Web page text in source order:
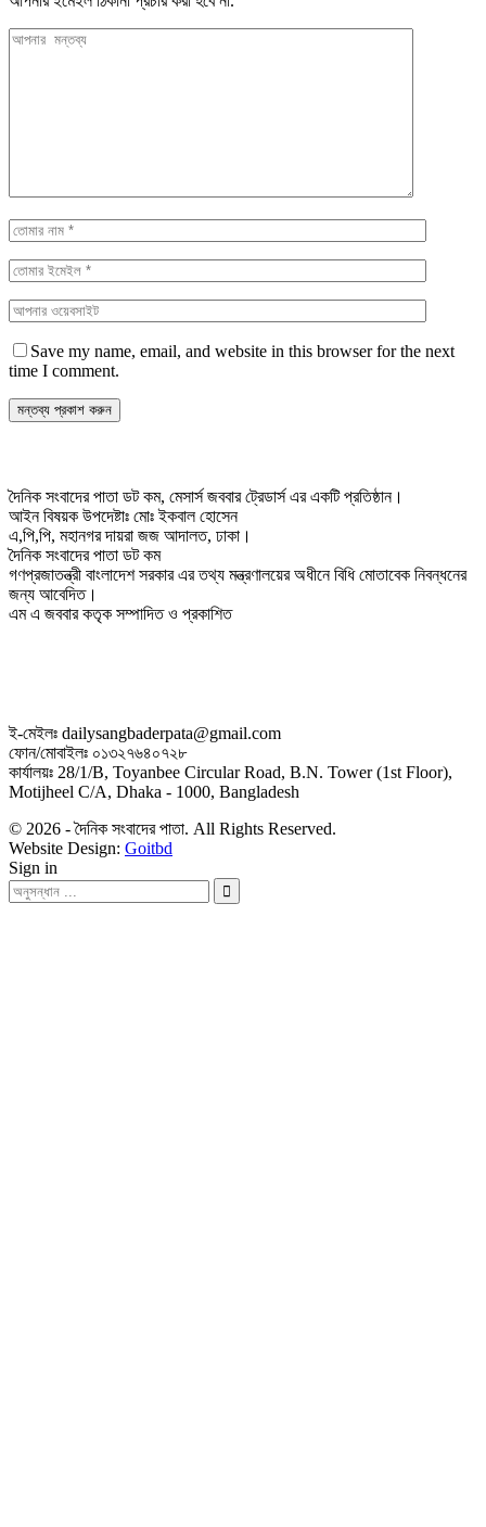
Save my name, email, and website in this browser for the next
time I comment.
দৈনিক সংবাদের পাতা ডট কম, মেসার্স জববার ট্রেডার্স এর একটি প্রতিষ্ঠান।
আইন বিষয়ক উপদেষ্টাঃ মোঃ ইকবাল হোসেন
এ,পি,পি, মহানগর দায়রা জজ আদালত, ঢাকা।
দৈনিক সংবাদের পাতা ডট কম
গণপ্রজাতন্ত্রী বাংলাদেশ সরকার এর তথ্য মন্ত্রণালয়ের অধীনে বিধি মোতাবেক নিবন্ধনের
জন্য আবেদিত।
এম এ জববার কতৃক সম্পাদিত ও প্রকাশিত
ই-মেইলঃ dailysangbaderpata@gmail.com
ফোন/মোবাইলঃ ০১৩২৭৬৪০৭২৮
কার্যালয়ঃ 28/1/B, Toyanbee Circular Road, B.N. Tower (1st Floor),
Motijheel C/A, Dhaka - 1000, Bangladesh
© 2026 - দৈনিক সংবাদের পাতা. All Rights Reserved.
Website Design: Goitbd
Sign in